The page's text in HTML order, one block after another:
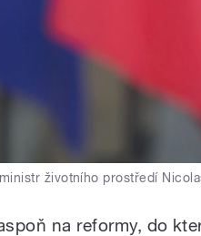
životního prostředí
na reformy, do